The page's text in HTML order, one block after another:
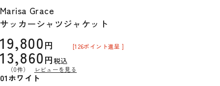
Marisa Grace
サッカーシャツジャケット
19,800
13,860 税込
[126ポイント進呈 ]
（0件） レビューを見る
01ホワイト